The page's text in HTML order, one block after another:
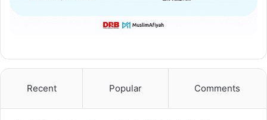
Recent Popular Comments